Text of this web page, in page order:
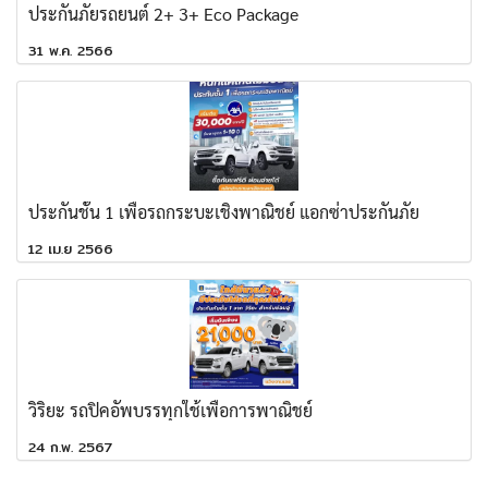
ประกันภัยรถยนต์ 2+ 3+ Eco Package
31 พ.ค. 2566
ประกันชั้น 1 เพื่อรถกระบะเชิงพาณิชย์ แอกซ่าประกันภัย
12 เม.ย 2566
วิริยะ รถปิคอัพบรรทุกใช้เพื่อการพาณิชย์
24 ก.พ. 2567